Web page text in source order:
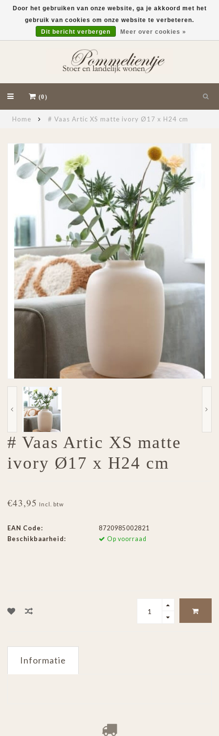
(0)
Home # Vaas Artic XS matte ivory Ø17 x H24 cm
# Vaas Artic XS matte
ivory Ø17 x H24 cm
€43,95 Incl. btw
EAN Code:
8720985002821
Beschikbaarheid:
Op voorraad
Informatie
Door het gebruiken van onze website, ga je akkoord met het
gebruik van cookies om onze website te verbeteren.
Dit bericht verbergen
Meer over cookies »